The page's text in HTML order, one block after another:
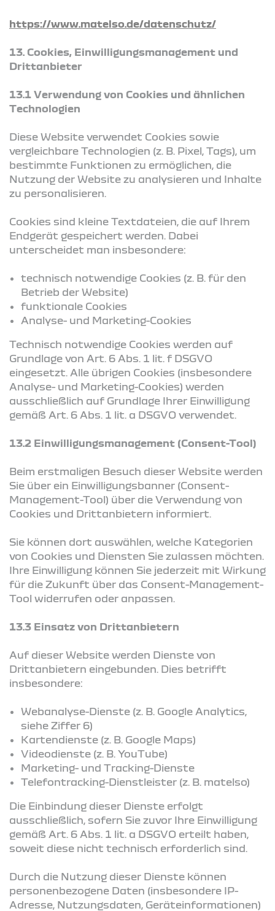
https://www.matelso.de/datenschutz/
13. Cookies, Einwilligungsmanagement und
Drittanbieter
13.1 Verwendung von Cookies und ähnlichen
Technologien
Diese Website verwendet Cookies sowie
vergleichbare Technologien (z. B. Pixel, Tags), um
bestimmte Funktionen zu ermöglichen, die
Nutzung der Website zu analysieren und Inhalte
zu personalisieren.
Cookies sind kleine Textdateien, die auf Ihrem
Endgerät gespeichert werden. Dabei
unterscheidet man insbesondere:
technisch notwendige Cookies (z. B. für den
Betrieb der Website)
funktionale Cookies
Analyse- und Marketing-Cookies
Technisch notwendige Cookies werden auf
Grundlage von Art. 6 Abs. 1 lit. f DSGVO
eingesetzt. Alle übrigen Cookies (insbesondere
Analyse- und Marketing-Cookies) werden
ausschließlich auf Grundlage Ihrer Einwilligung
gemäß Art. 6 Abs. 1 lit. a DSGVO verwendet.
13.2 Einwilligungsmanagement (Consent-Tool)
Beim erstmaligen Besuch dieser Website werden
Sie über ein Einwilligungsbanner (Consent-
Management-Tool) über die Verwendung von
Cookies und Drittanbietern informiert.
Sie können dort auswählen, welche Kategorien
von Cookies und Diensten Sie zulassen möchten.
Ihre Einwilligung können Sie jederzeit mit Wirkung
für die Zukunft über das Consent-Management-
Tool widerrufen oder anpassen.
13.3 Einsatz von Drittanbietern
Auf dieser Website werden Dienste von
Drittanbietern eingebunden. Dies betrifft
insbesondere:
Webanalyse-Dienste (z. B. Google Analytics,
siehe Ziffer 6)
Kartendienste (z. B. Google Maps)
Videodienste (z. B. YouTube)
Marketing- und Tracking-Dienste
Telefontracking-Dienstleister (z. B. matelso)
Die Einbindung dieser Dienste erfolgt
ausschließlich, sofern Sie zuvor Ihre Einwilligung
gemäß Art. 6 Abs. 1 lit. a DSGVO erteilt haben,
soweit diese nicht technisch erforderlich sind.
Durch die Nutzung dieser Dienste können
personenbezogene Daten (insbesondere IP-
Adresse, Nutzungsdaten, Geräteinformationen)